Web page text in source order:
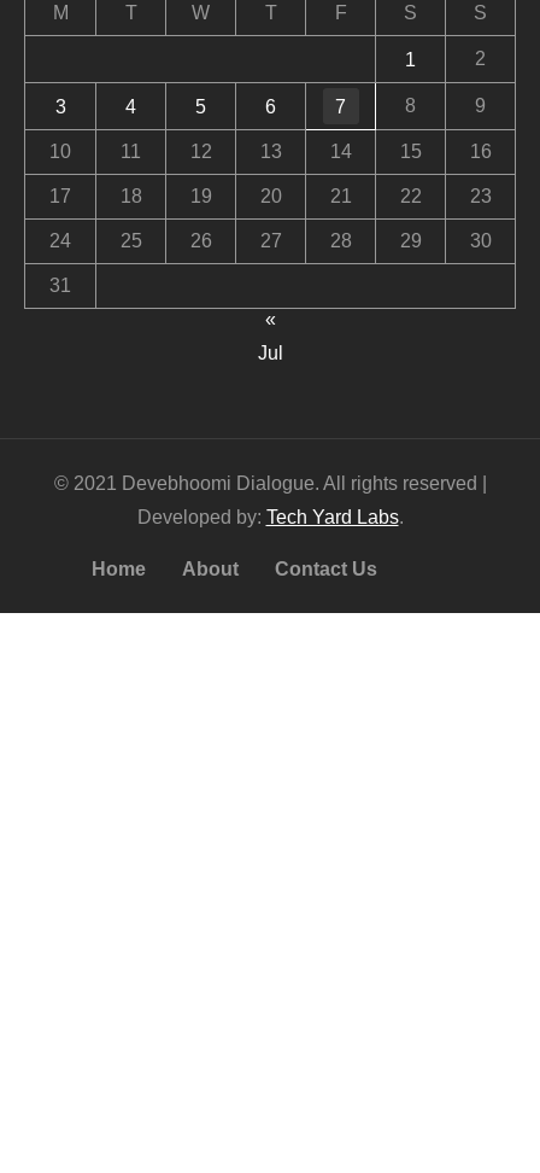
M T W T F S S
1 2
3 4 5 6 7 8 9
10 11 12 13 14 15 16
17 18 19 20 21 22 23
24 25 26 27 28 29 30
31
«
Jul
© 2021 Devebhoomi Dialogue. All rights reserved |
Developed by: Tech Yard Labs.
Home About Contact Us